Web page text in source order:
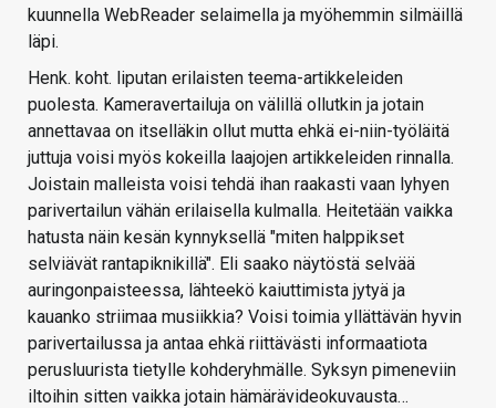
kuunnella WebReader selaimella ja myöhemmin silmäillä
läpi.
Henk. koht. liputan erilaisten teema-artikkeleiden
puolesta. Kameravertailuja on välillä ollutkin ja jotain
annettavaa on itselläkin ollut mutta ehkä ei-niin-työläitä
juttuja voisi myös kokeilla laajojen artikkeleiden rinnalla.
Joistain malleista voisi tehdä ihan raakasti vaan lyhyen
parivertailun vähän erilaisella kulmalla. Heitetään vaikka
hatusta näin kesän kynnyksellä "miten halppikset
selviävät rantapiknikillä". Eli saako näytöstä selvää
auringonpaisteessa, lähteekö kaiuttimista jytyä ja
kauanko striimaa musiikkia? Voisi toimia yllättävän hyvin
parivertailussa ja antaa ehkä riittävästi informaatiota
perusluurista tietylle kohderyhmälle. Syksyn pimeneviin
iltoihin sitten vaikka jotain hämärävideokuvausta…